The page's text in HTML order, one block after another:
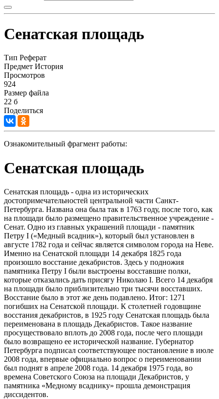
Сенатская площадь
Тип Реферат
Предмет История
Просмотров
924
Размер файла
22 б
Поделиться
Ознакомительный фрагмент работы:
Сенатская площадь
Сенатская площадь - одна из исторических
достопримечательностей центральной части Санкт-
Петербурга. Названа она была так в 1763 году, после того, как
на площади было размещено правительственное учреждение -
Сенат. Одно из главных украшений площади - памятник
Петру I («Медный всадник»), который был установлен в
августе 1782 года и сейчас является символом города на Неве.
Именно на Сенатской площади 14 декабря 1825 года
произошло восстание декабристов. Здесь у подножия
памятника Петру I были выстроены восставшие полки,
которые отказались дать присягу Николаю I. Всего 14 декабря
на площади было приблизительно три тысячи восставших.
Восстание было в этот же день подавлено. Итог: 1271
погибших на Сенатской площади. К столетней годовщине
восстания декабристов, в 1925 году Сенатская площадь была
переименована в площадь Декабристов. Такое название
просуществовало вплоть до 2008 года, после чего площади
было возвращено ее исторической название. Губернатор
Петербурга подписал соответствующее постановление в июле
2008 года, впервые официально вопрос о переименовании
был поднят в апреле 2008 года. 14 декабря 1975 года, во
времена Советского Союза на площади Декабристов, у
памятника «Медному всаднику» прошла демонстрация
диссидентов.